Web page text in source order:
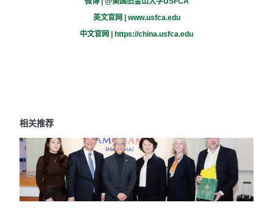
英文官网 | www.usfca.edu
中文官网 |
https://china.usfca.edu
相关推荐